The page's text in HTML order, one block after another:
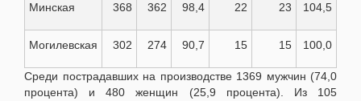
Минская 368 362 98,4 22 23 104,5
Могилевская 302 274 90,7 15 15 100,0
Среди пострадавших на производстве 1369 мужчин (74,0
процента) и 480 женщин (25,9 процента). Из 105